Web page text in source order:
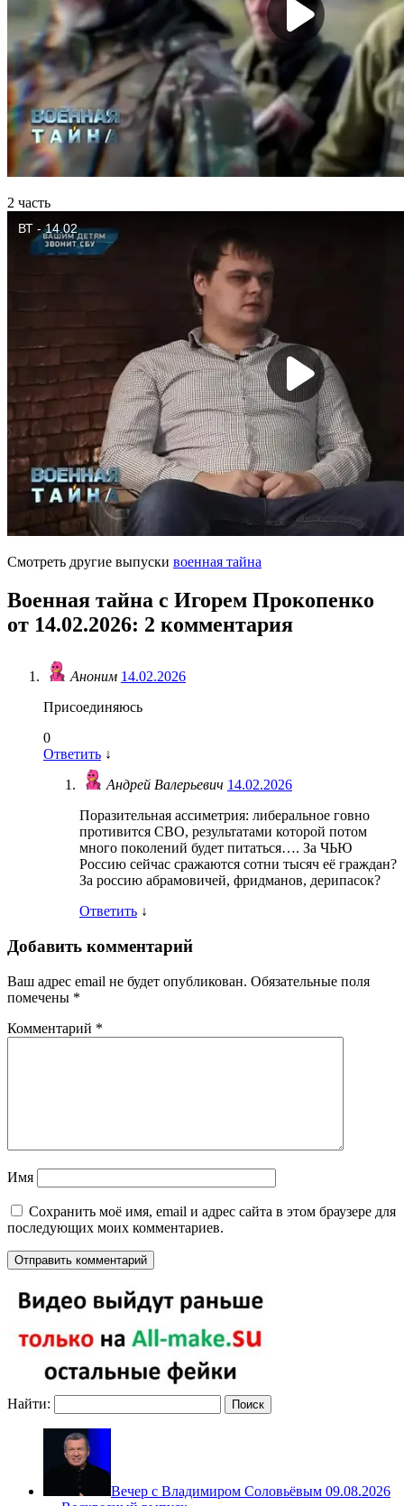
2 часть
Смотреть другие выпуски военная тайна
Военная тайна с Игорем Прокопенко
от 14.02.2026: 2 комментария
Аноним 14.02.2026
Присоединяюсь
0
Ответить ↓
Андрей Валерьевич 14.02.2026
Поразительная ассиметрия: либеральное говно
противится СВО, результатами которой потом
много поколений будет питаться…. За ЧЬЮ
Россию сейчас сражаются сотни тысяч её граждан?
За россию абрамовичей, фридманов, дерипасок?
Ответить ↓
Добавить комментарий
Ваш адрес email не будет опубликован. Обязательные поля
помечены *
Комментарий *
Имя
Сохранить моё имя, email и адрес сайта в этом браузере для
последующих моих комментариев.
Найти:
Вечер с Владимиром Соловьёвым 09.08.2026